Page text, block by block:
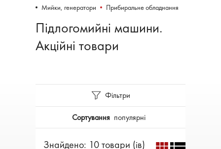
Мийки, генератори
Прибиральне обладнання
Підлогомийні машини.
Акційні товари
Фільтри
Сортування популярні
Знайдено: 10 товари (ів)